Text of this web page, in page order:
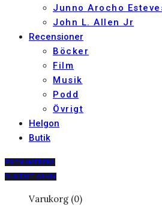
Junno Arocho
John L. Allen Jr
Recensioner
Böcker
Film
Musik
Podd
Övrigt
Helgon
Butik
PRENUMERERA
DIGITALT ARKIV
Varukorg (0)